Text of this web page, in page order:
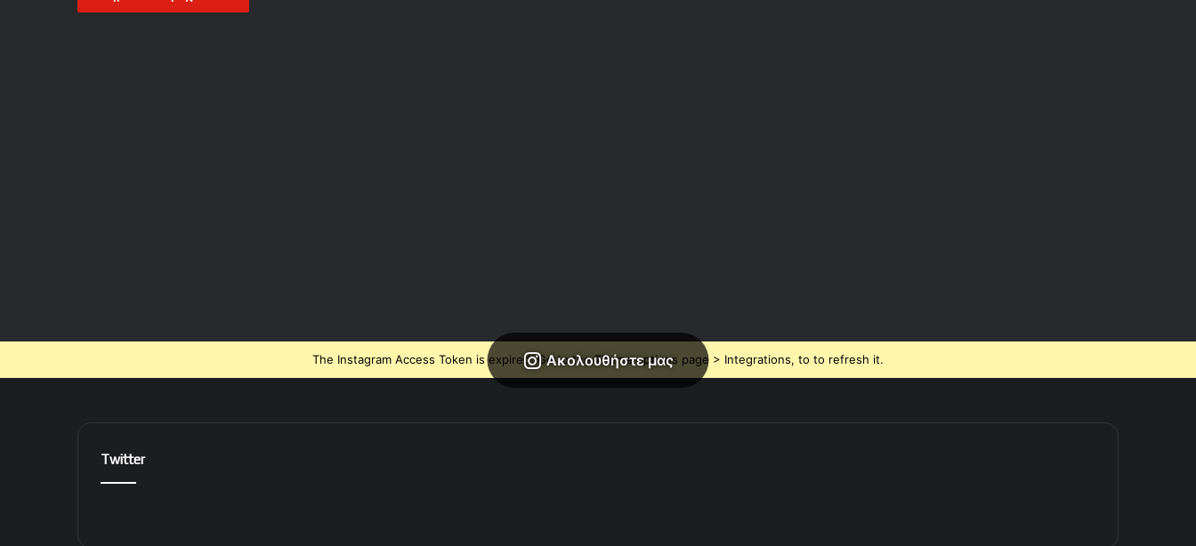
Ακολουθήστε μας
The Instagram Access Token is expired, Go to the Theme options page > Integrations, to to refresh it.
Twitter